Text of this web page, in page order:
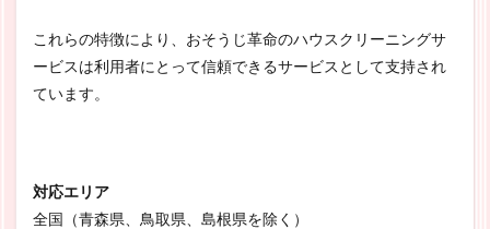
これらの特徴により、おそうじ革命のハウスクリーニングサ
ービスは利用者にとって信頼できるサービスとして支持され
ています。
対応エリア
全国（青森県、鳥取県、島根県を除く）